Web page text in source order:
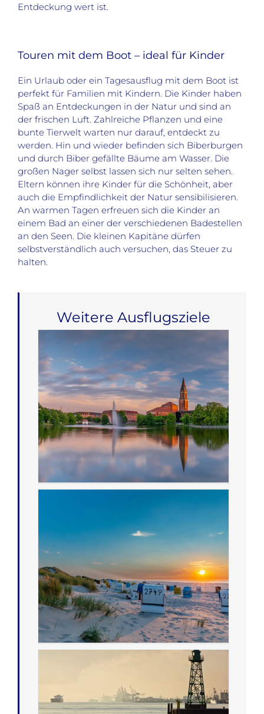
Entdeckung wert ist.
Touren mit dem Boot – ideal für Kinder
Ein Urlaub oder ein Tagesausflug mit dem Boot ist
perfekt für Familien mit Kindern. Die Kinder haben
Spaß an Entdeckungen in der Natur und sind an
der frischen Luft. Zahlreiche Pflanzen und eine
bunte Tierwelt warten nur darauf, entdeckt zu
werden. Hin und wieder befinden sich Biberburgen
und durch Biber gefällte Bäume am Wasser. Die
großen Nager selbst lassen sich nur selten sehen.
Eltern können ihre Kinder für die Schönheit, aber
auch die Empfindlichkeit der Natur sensibilisieren.
An warmen Tagen erfreuen sich die Kinder an
einem Bad an einer der verschiedenen Badestellen
an den Seen. Die kleinen Kapitäne dürfen
selbstverständlich auch versuchen, das Steuer zu
halten.
Weitere Ausflugsziele